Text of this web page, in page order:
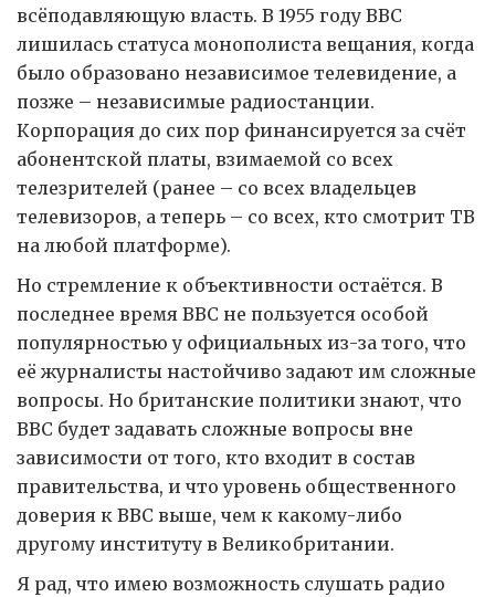
всёподавляющую власть. В 1955 году ВВС
лишилась статуса монополиста вещания, когда
было образовано независимое телевидение, а
позже – независимые радиостанции.
Корпорация до сих пор финансируется за счёт
абонентской платы, взимаемой со всех
телезрителей (ранее – со всех владельцев
телевизоров, а теперь – со всех, кто смотрит ТВ
на любой платформе).
Но стремление к объективности остаётся. В
последнее время ВВС не пользуется особой
популярностью у официальных из-за того, что
её журналисты настойчиво задают им сложные
вопросы. Но британские политики знают, что
ВВС будет задавать сложные вопросы вне
зависимости от того, кто входит в состав
правительства, и что уровень общественного
доверия к ВВС выше, чем к какому-либо
другому институту в Великобритании.
Я рад, что имею возможность слушать радио